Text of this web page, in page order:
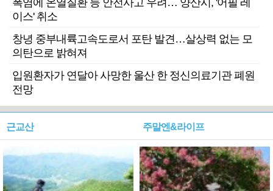
폭염에 온열질환 등 안전사고 우려… 양산시, '어필 레
이스' 취소
창녕 중부내륙고속도로서 포탄 발견…살상력 없는 모
의탄으로 밝혀져
입원환자가 연달아 사망한 울산 한 정신의료기관 폐원
전망
근교산 주말엔&라이프